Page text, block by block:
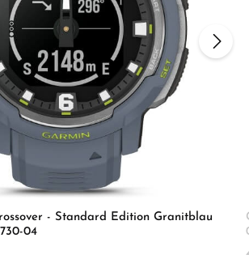
- Standard Edition Granitblau
04